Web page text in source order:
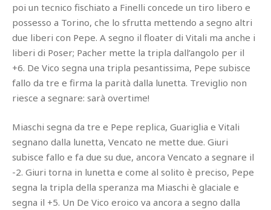
poi un tecnico fischiato a Finelli concede un tiro libero e
possesso a Torino, che lo sfrutta mettendo a segno altri
due liberi con Pepe. A segno il floater di Vitali ma anche i
liberi di Poser; Pacher mette la tripla dall’angolo per il
+6. De Vico segna una tripla pesantissima, Pepe subisce
fallo da tre e firma la parità dalla lunetta. Treviglio non
riesce a segnare: sarà overtime!
Miaschi segna da tre e Pepe replica, Guariglia e Vitali
segnano dalla lunetta, Vencato ne mette due. Giuri
subisce fallo e fa due su due, ancora Vencato a segnare il
-2. Giuri torna in lunetta e come al solito è preciso, Pepe
segna la tripla della speranza ma Miaschi è glaciale e
segna il +5. Un De Vico eroico va ancora a segno dalla